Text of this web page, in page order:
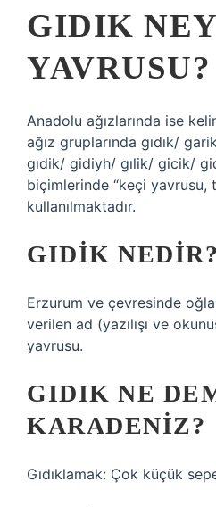
GIDIK
YAVRUSU?
Anadolu ağızlarında ise
ağız gruplarında gıdık/
gıdik/ gidiyh/ gılik/ gicik/
biçimlerinde “keçi yavrusu,
kullanılmaktadır.
GIDIK NEDIR?
Erzurum ve çevresinde
verilen ad (yazılışı ve
yavrusu.
GIDIK NE
KARADENIZ?
Gıdıklamak: Çok küçük